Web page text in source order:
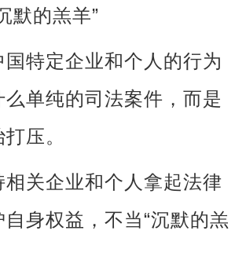
默的羔羊”
特定企业和个人的行为
单纯的司法案件，而是
压。
相关企业和个人拿起法律
身权益，不当“沉默的羔